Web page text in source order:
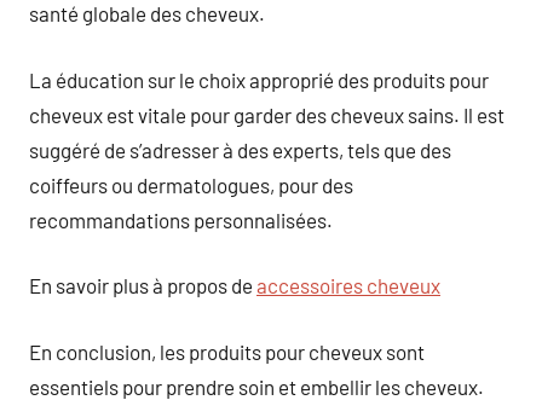
santé globale des cheveux.
La éducation sur le choix approprié des produits pour
cheveux est vitale pour garder des cheveux sains. Il est
suggéré de s’adresser à des experts, tels que des
coiffeurs ou dermatologues, pour des
recommandations personnalisées.
En savoir plus à propos de accessoires cheveux
En conclusion, les produits pour cheveux sont
essentiels pour prendre soin et embellir les cheveux.